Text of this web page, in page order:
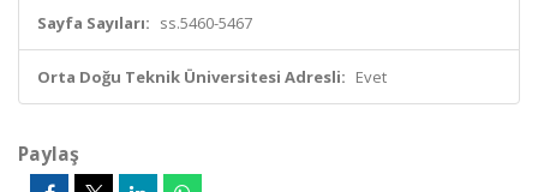
Sayfa Sayıları: ss.5460-5467
Orta Doğu Teknik Üniversitesi Adresli: Evet
Paylaş